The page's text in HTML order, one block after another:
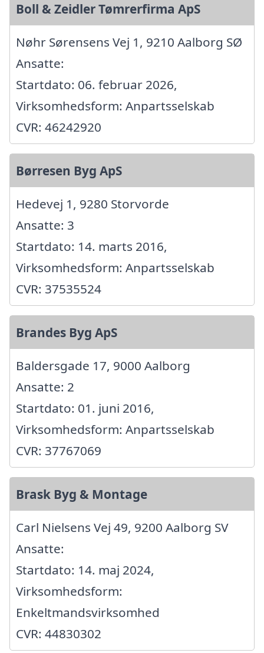
Boll & Zeidler Tømrerfirma ApS
Nøhr Sørensens Vej 1, 9210 Aalborg SØ
Ansatte:
Startdato: 06. februar 2026,
Virksomhedsform: Anpartsselskab
CVR: 46242920
Børresen Byg ApS
Hedevej 1, 9280 Storvorde
Ansatte: 3
Startdato: 14. marts 2016,
Virksomhedsform: Anpartsselskab
CVR: 37535524
Brandes Byg ApS
Baldersgade 17, 9000 Aalborg
Ansatte: 2
Startdato: 01. juni 2016,
Virksomhedsform: Anpartsselskab
CVR: 37767069
Brask Byg & Montage
Carl Nielsens Vej 49, 9200 Aalborg SV
Ansatte:
Startdato: 14. maj 2024,
Virksomhedsform:
Enkeltmandsvirksomhed
CVR: 44830302